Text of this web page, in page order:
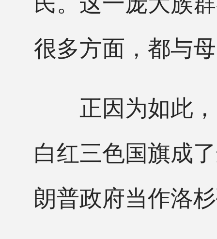
很多方面，都与
正因为如此，
白红三色国旗成
朗普政府当作洛